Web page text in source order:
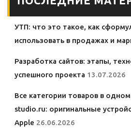
УТП: что это такое, как
использовать в продажах и
Разработка сайтов: этапы,
успешного проекта 13.07.2026
Все категории товаров в
studio.ru: оригинальные
Apple 26.06.2026